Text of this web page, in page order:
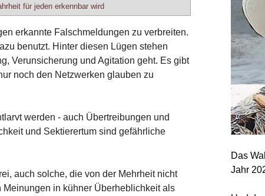
für jeden erkennbar wird
erkannte Falschmeldungen zu verbreiten.
benutzt. Hinter diesen Lügen stehen
Verunsicherung und Agitation geht. Es gibt
noch den Netzwerken glauben zu
werden - auch Übertreibungen und
und Sektierertum sind gefährliche
auch solche, die von der Mehrheit nicht
in kühner Überheblichkeit als
Das
Jahr